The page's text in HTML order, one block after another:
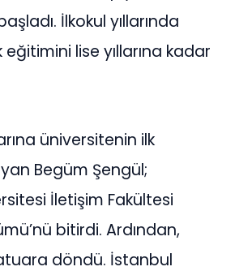
İlkokul yıllarında
eğitimini lise yıllarına kadar
üniversitenin ilk
Begüm Şengül;
İletişim Fakültesi
bitirdi. Ardından,
döndü. İstanbul